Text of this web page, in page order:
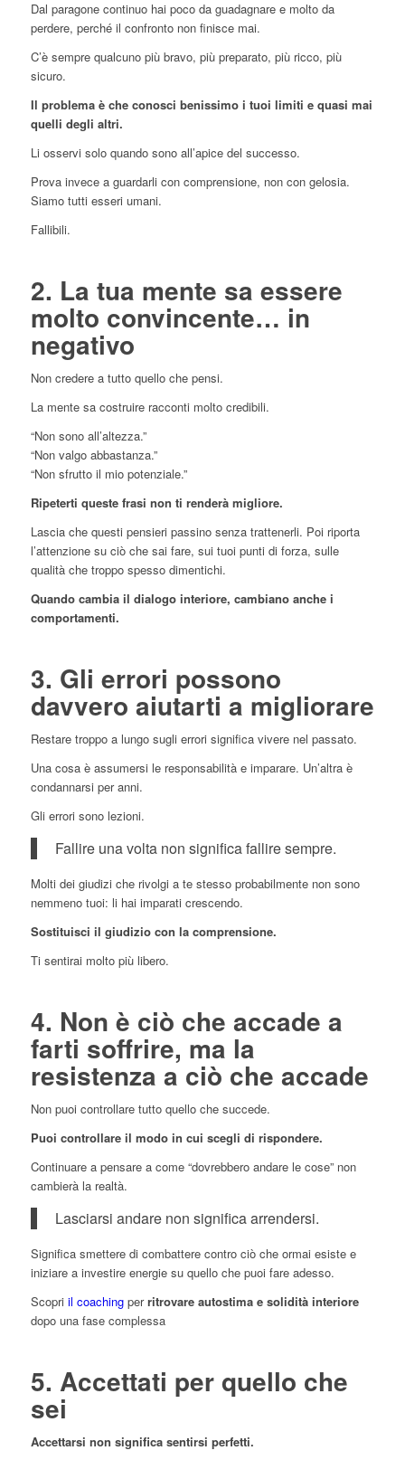
Dal paragone continuo hai poco da guadagnare e molto da
perdere, perché il confronto non finisce mai.
C’è sempre qualcuno più bravo, più preparato, più ricco, più
sicuro.
Il problema è che conosci benissimo i tuoi limiti e quasi mai
quelli degli altri.
Li osservi solo quando sono all’apice del successo.
Prova invece a guardarli con comprensione, non con gelosia.
Siamo tutti esseri umani.
Fallibili.
2. La tua mente sa essere
molto convincente… in
negativo
Non credere a tutto quello che pensi.
La mente sa costruire racconti molto credibili.
“Non sono all’altezza.”
“Non valgo abbastanza.”
“Non sfrutto il mio potenziale.”
Ripeterti queste frasi non ti renderà migliore.
Lascia che questi pensieri passino senza trattenerli. Poi riporta
l’attenzione su ciò che sai fare, sui tuoi punti di forza, sulle
qualità che troppo spesso dimentichi.
Quando cambia il dialogo interiore, cambiano anche i
comportamenti.
3. Gli errori possono
davvero aiutarti a migliorare
Restare troppo a lungo sugli errori significa vivere nel passato.
Una cosa è assumersi le responsabilità e imparare. Un’altra è
condannarsi per anni.
Gli errori sono lezioni.
Fallire una volta non significa fallire sempre.
Molti dei giudizi che rivolgi a te stesso probabilmente non sono
nemmeno tuoi: li hai imparati crescendo.
Sostituisci il giudizio con la comprensione.
Ti sentirai molto più libero.
4. Non è ciò che accade a
farti soffrire, ma la
resistenza a ciò che accade
Non puoi controllare tutto quello che succede.
Puoi controllare il modo in cui scegli di rispondere.
Continuare a pensare a come “dovrebbero andare le cose” non
cambierà la realtà.
Lasciarsi andare non significa arrendersi.
Significa smettere di combattere contro ciò che ormai esiste e
iniziare a investire energie su quello che puoi fare adesso.
Scopri il coachingperritrovare autostima e solidità interiore
dopo una fase complessa
5. Accettati per quello che
sei
Accettarsi non significa sentirsi perfetti.